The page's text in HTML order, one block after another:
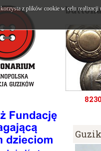
8230
z plików cookie w celu realizacji